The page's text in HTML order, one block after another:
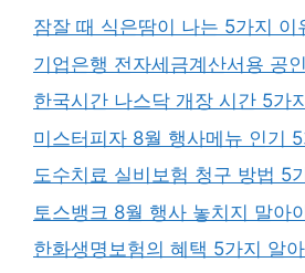
잠잘 때 식은땀이 나는 5가지 이
기업은행 전자세금계산서용 공
한국시간 나스닥 개장 시간 5가
미스터피자 8월 행사메뉴 인기
도수치료 실비보험 청구 방법 5
토스뱅크 8월 행사 놓치지 말아
한화생명보험의 혜택 5가지 알